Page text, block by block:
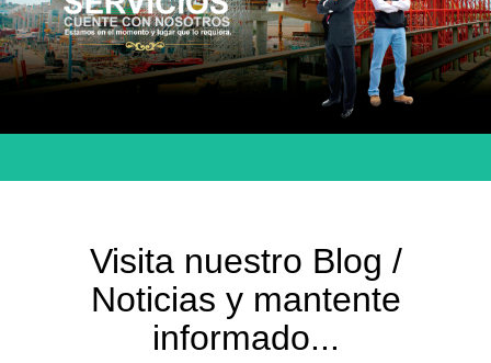
VER SERVICIOS
VER ÁREAS
Visita nuestro Blog /
Noticias y mantente
informado...